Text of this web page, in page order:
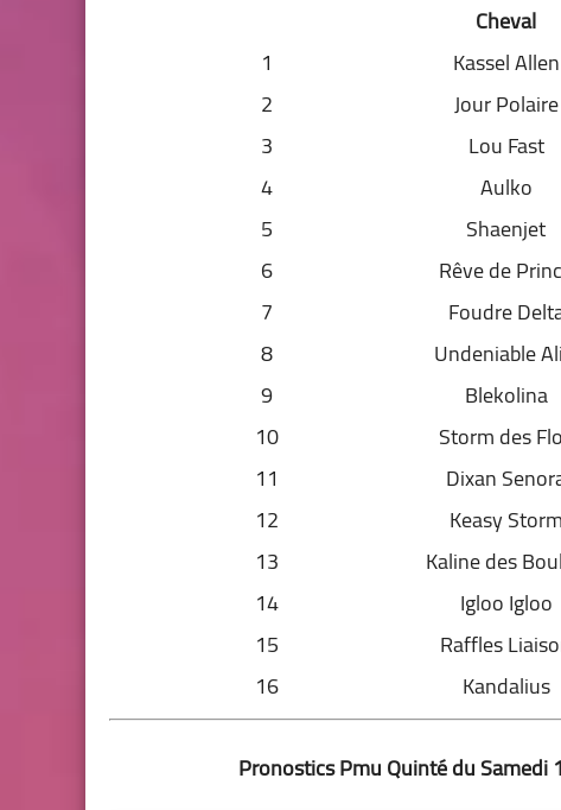
Cheval
1
Kassel Allen
2
Jour Polaire
3
Lou Fast
4
Aulko
5
Shaenjet
6
Rêve de
7
Foudre
8
Undeniable
9
Blekolina
10
Storm des
11
Dixan
12
Keasy Storm
13
Kaline des
14
Igloo Igloo
15
Raffles
16
Kandalius
Pronostics Pmu Quinté du